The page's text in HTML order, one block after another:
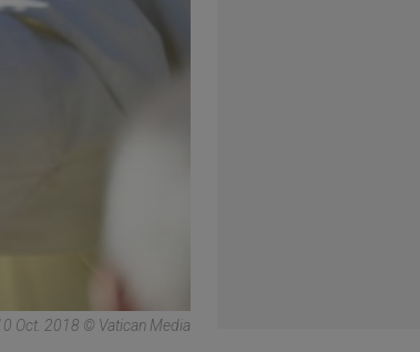
Oct. 2018 © Vatican Media